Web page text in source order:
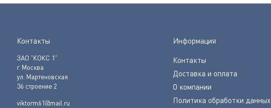
Контакты
ЗАО "КОКС 1"
г. Москва
ул. Мартеновская
36 строение 2
viktorm61@mail.ru
Информация
Контакты
Доставка и оплата
О компании
Политика обработки данных